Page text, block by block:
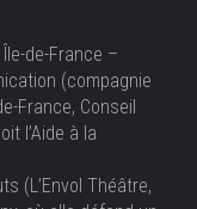
de-France –
(compagnie
France, Conseil
l’Aide à la
(L’Envol Théâtre,